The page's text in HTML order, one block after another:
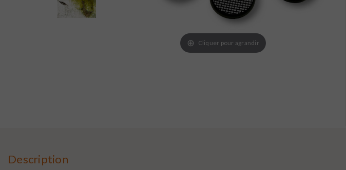
Cliquer pour agrandir
Description